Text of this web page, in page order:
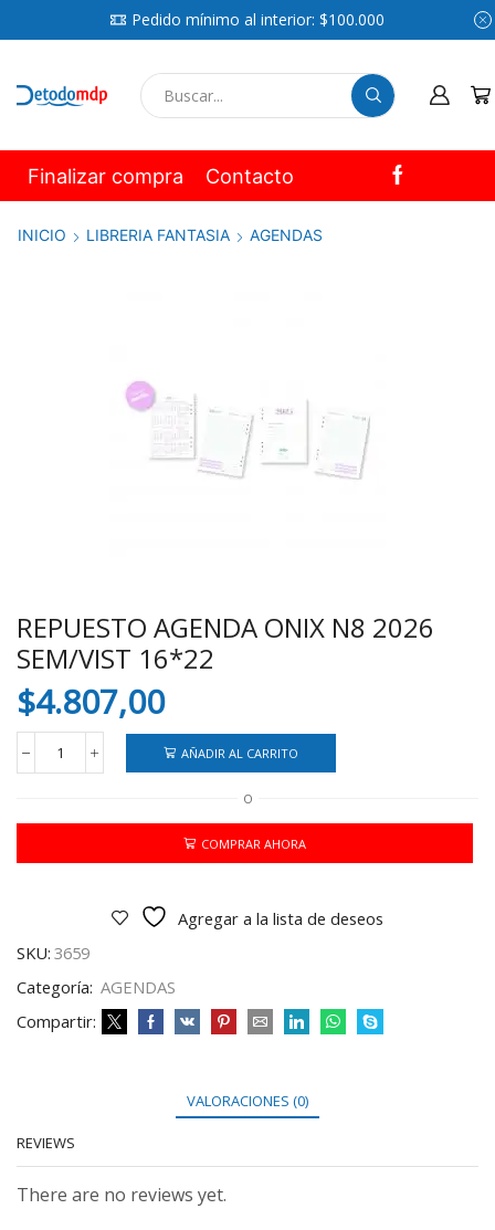
Pedido mínimo al interior: $100.000
Finalizar compra Contacto
INICIO LIBRERIA FANTASIA AGENDAS
REPUESTO AGENDA ONIX N8 2026
SEM/VIST 16*22
$4.807,00
REPUESTO
N8
SEM/VIST
AÑADIR AL CARRITO
O
COMPRAR AHORA
Agregar a la lista de deseos
SKU: 3659
Categoría: AGENDAS
Compartir:
VALORACIONES (0)
REVIEWS
There are no reviews yet.